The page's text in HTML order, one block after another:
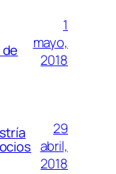
1
mayo,
2018
29
abril,
2018